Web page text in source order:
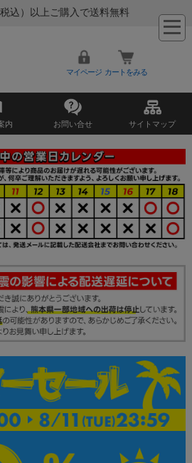
込）以上ご購入で送料無料
マイページ カートをみる
内 お問い合せ サイトマップ